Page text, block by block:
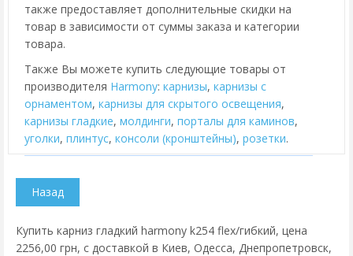
также предоставляет дополнительные скидки на
товар в зависимости от суммы заказа и категории
товара.
Также Вы можете купить следующие товары от
производителя Harmony: карнизы, карнизы с
орнаментом, карнизы для скрытого освещения,
карнизы гладкие, молдинги, порталы для каминов,
уголки, плинтус, консоли (кронштейны), розетки.
Купить карниз гладкий harmony k254 flex/гибкий, цена
2256,00 грн, с доставкой в Киев, Одесса, Днепропетровск,